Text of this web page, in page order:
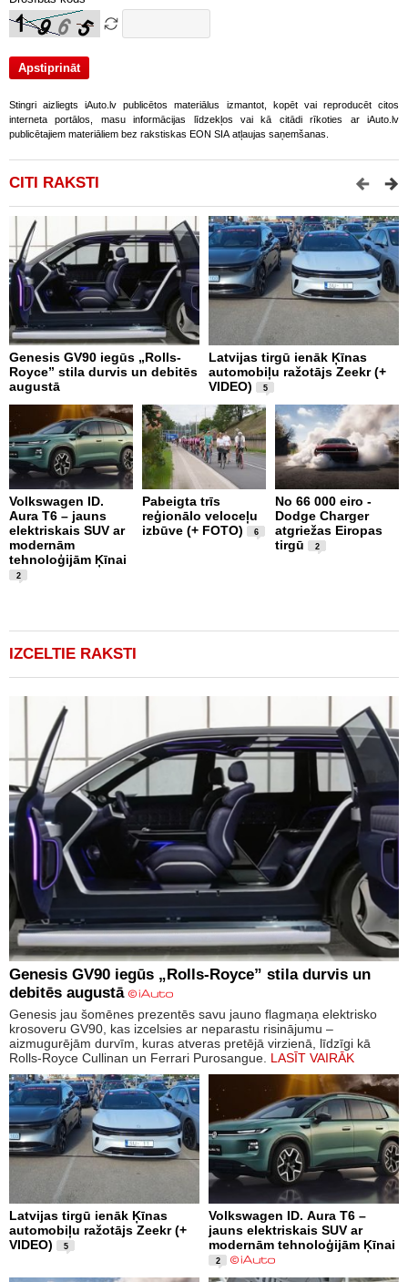
Stingri aizliegts iAuto.lv publicētos materiālus izmantot, kopēt vai reproducēt citos
interneta portālos, masu informācijas līdzekļos vai kā citādi rīkoties ar iAuto.lv
publicētajiem materiāliem bez rakstiskas EON SIA atļaujas saņemšanas.
CITI RAKSTI
Genesis GV90 iegūs „Rolls-
Royce” stila durvis un debitēs
augustā
Latvijas tirgū ienāk Ķīnas
automobiļu ražotājs Zeekr (+
VIDEO)
5
Volkswagen ID.
Aura T6 – jauns
elektriskais SUV ar
modernām
tehnoloģijām Ķīnai
2
Pabeigta trīs
reģionālo veloceļu
izbūve (+ FOTO)
6
No 66 000 eiro -
Dodge Charger
atgriežas Eiropas
tirgū
2
IZCELTIE RAKSTI
Genesis GV90 iegūs „Rolls-Royce” stila durvis un
debitēs augustā
Genesis jau šomēnes prezentēs savu jauno flagmaņa elektrisko
krosoveru GV90, kas izcelsies ar neparastu risinājumu –
aizmugurējām durvīm, kuras atveras pretējā virzienā, līdzīgi kā
Rolls-Royce Cullinan un Ferrari Purosangue. LASĪT VAIRĀK
Latvijas tirgū ienāk Ķīnas
automobiļu ražotājs Zeekr (+
VIDEO)
5
Volkswagen ID. Aura T6 –
jauns elektriskais SUV ar
modernām tehnoloģijām Ķīnai
2